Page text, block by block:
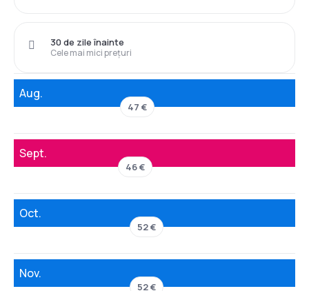
Cele mai mici prețuri
30 de zile înainte
Aug.
47 €
Sept.
46 €
Oct.
52 €
Nov.
52 €